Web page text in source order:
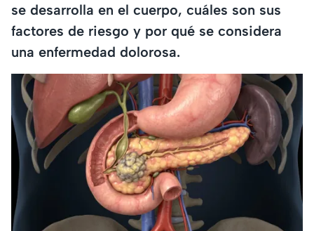
se desarrolla en el cuerpo, cuáles son sus
factores de riesgo y por qué se considera
una enfermedad dolorosa.